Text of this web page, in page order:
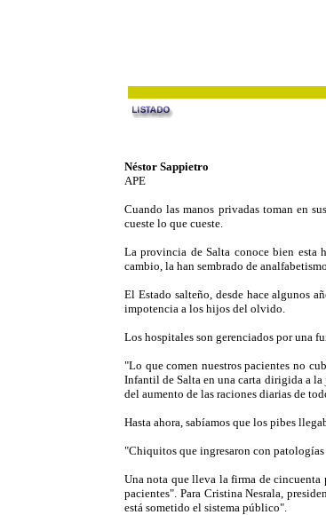
Néstor Sappietro
APE
Cuando las manos privadas toman en
cueste lo que cueste.
La provincia de Salta conoce bien esta
cambio, la han sembrado de
El Estado salteño, desde hace algunos
impotencia a los hijos del olvido.
Los hospitales son gerenciados por una
"Lo que comen nuestros pacientes no
Infantil de Salta en una carta dirigida a
del aumento de las raciones diarias de
Hasta ahora, sabíamos que los pibes
"Chiquitos que ingresaron con
Una nota que lleva la firma de cincuenta
pacientes". Para Cristina Nesrala,
está sometido el sistema público".